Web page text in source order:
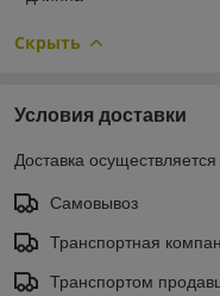
Скрыть
Условия доставки
Доставка
Самовывоз
Транспортная
Транспортом